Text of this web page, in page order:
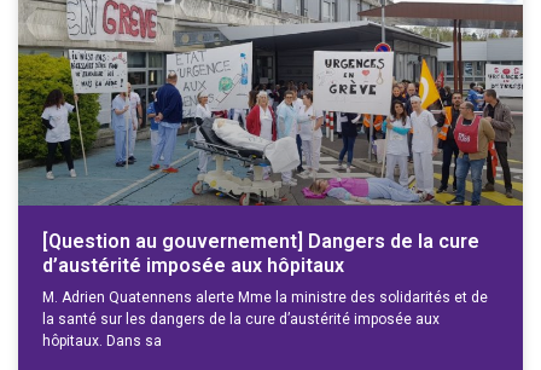
[Question au gouvernement] Dangers de la cure
d’austérité imposée aux hôpitaux
M. Adrien Quatennens alerte Mme la ministre des solidarités et de
la santé sur les dangers de la cure d’austérité imposée aux
hôpitaux. Dans sa